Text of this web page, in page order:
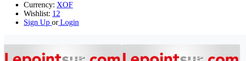
Currency: XOF
Wishlist: 12
Sign Up orLogin